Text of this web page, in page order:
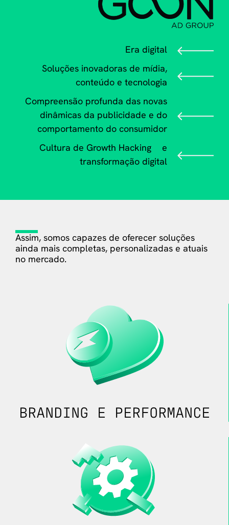
Era digital
Soluções inovadoras de mídia,
conteúdo e tecnologia
Compreensão profunda das novas
dinâmicas da publicidade e do
comportamento do consumidor
Cultura de Growth Hacking
e
transformação digital
Assim, somos capazes de oferecer soluções
ainda mais completas, personalizadas e atuais
no mercado.
BRANDING E PERFORMANCE